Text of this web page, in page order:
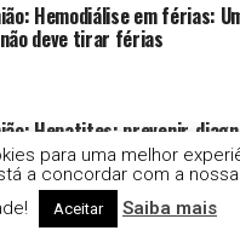
Hemodiálise em férias:
deve tirar férias
Hepatites: prevenir,
para uma melhor
a concordar com a
Aceitar Saiba mais